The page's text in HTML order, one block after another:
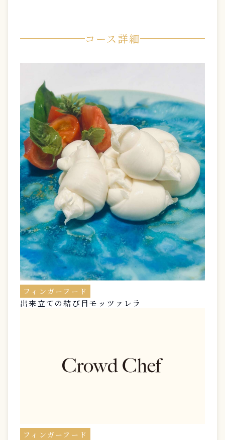
コース詳細
フィンガーフード
出来立ての結び目モッツァレラ
フィンガーフード